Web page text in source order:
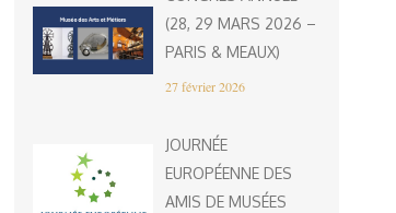
(28, 29 MARS 2026 –
PARIS & MEAUX)
27 février 2026
JOURNÉE
EUROPÉENNE DES
AMIS DE MUSÉES